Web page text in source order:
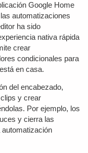
Google Home
automatizaciones
ha sido
nativa rápida
crear
condicionales para
en casa.
del encabezado,
y crear
Por ejemplo, los
y cierra las
automatización